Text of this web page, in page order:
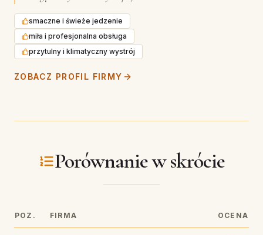
smaczne i świeże jedzenie
miła i profesjonalna obsługa
przytulny i klimatyczny wystrój
ZOBACZ PROFIL FIRMY
Porównanie w skrócie
POZ. FIRMA OCENA